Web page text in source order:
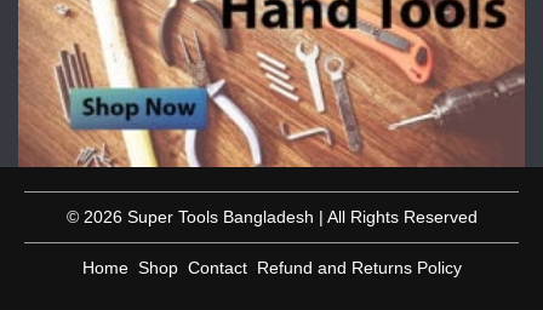
© 2026 Super Tools Bangladesh | All Rights Reserved
Home Shop Contact Refund and Returns Policy